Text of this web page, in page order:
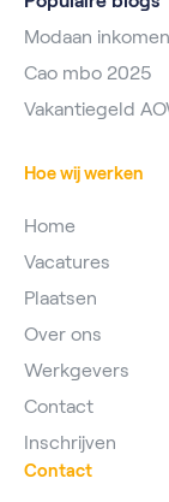
Modaan
Cao mbo 2025
Vakantiegeld
Hoe wij werken
Home
Vacatures
Plaatsen
Over ons
Werkgevers
Contact
Inschrijven
Contact